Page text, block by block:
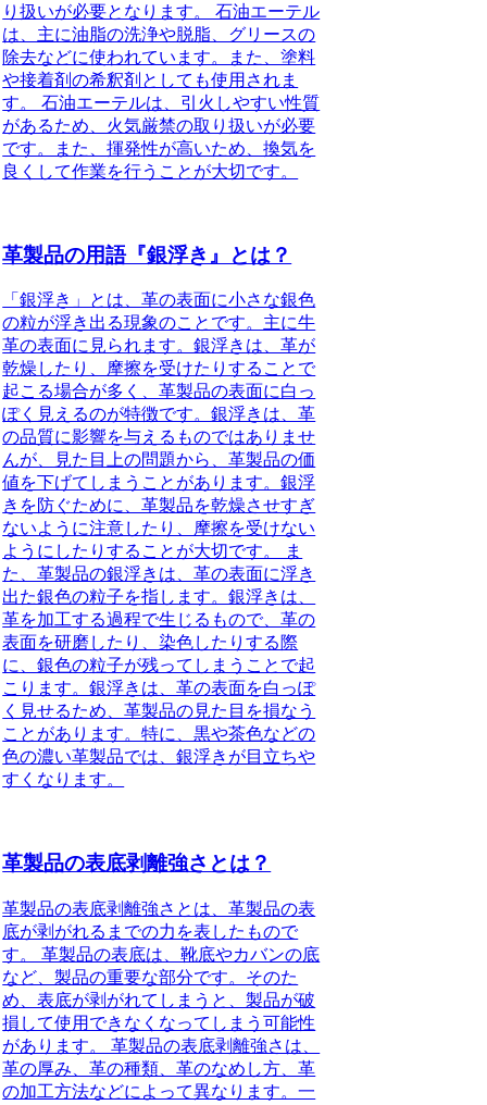
り扱いが必要となります。 石油エーテル
は、主に油脂の洗浄や脱脂、グリースの
除去などに使われています。また、塗料
や接着剤の希釈剤としても使用されま
す。 石油エーテルは、引火しやすい性質
があるため、火気厳禁の取り扱いが必要
です。また、揮発性が高いため、換気を
良くして作業を行うことが大切です。
革製品の用語『銀浮き』とは？
「銀浮き」とは、革の表面に小さな銀色
の粒が浮き出る現象のことです。主に牛
革の表面に見られます。銀浮きは、革が
乾燥したり、摩擦を受けたりすることで
起こる場合が多く、革製品の表面に白っ
ぽく見えるのが特徴です。銀浮きは、革
の品質に影響を与えるものではありませ
んが、見た目上の問題から、革製品の価
値を下げてしまうことがあります。銀浮
きを防ぐために、革製品を乾燥させすぎ
ないように注意したり、摩擦を受けない
ようにしたりすることが大切です。 ま
た、革製品の銀浮きは、革の表面に浮き
出た銀色の粒子を指します。銀浮きは、
革を加工する過程で生じるもので、革の
表面を研磨したり、染色したりする際
に、銀色の粒子が残ってしまうことで起
こります。銀浮きは、革の表面を白っぽ
く見せるため、革製品の見た目を損なう
ことがあります。特に、黒や茶色などの
色の濃い革製品では、銀浮きが目立ちや
すくなります。
革製品の表底剥離強さとは？
革製品の表底剥離強さとは、革製品の表
底が剥がれるまでの力を表したもので
す。 革製品の表底は、靴底やカバンの底
など、製品の重要な部分です。そのた
め、表底が剥がれてしまうと、製品が破
損して使用できなくなってしまう可能性
があります。 革製品の表底剥離強さは、
革の厚み、革の種類、革のなめし方、革
の加工方法などによって異なります。一